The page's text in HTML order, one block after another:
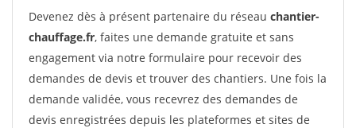
Devenez dès à présent partenaire du réseau chantier-
chauffage.fr, faites une demande gratuite et sans
engagement via notre formulaire pour recevoir des
demandes de devis et trouver des chantiers. Une fois la
demande validée, vous recevrez des demandes de
devis enregistrées depuis les plateformes et sites de